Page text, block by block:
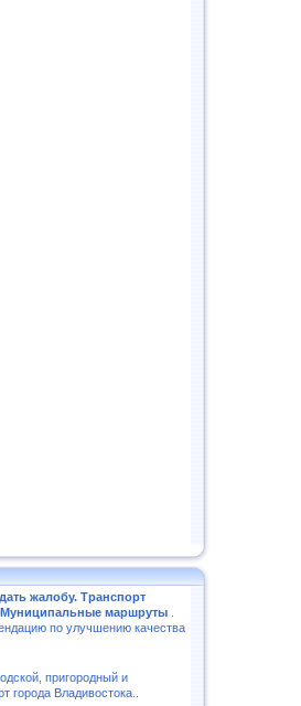
жалобу. Транспорт
Муниципальные маршруты
по улучшению качества
пригородный и
города Владивостока..